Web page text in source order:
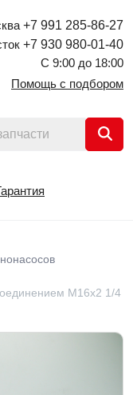
+7 991 285-86-27
+7 930 980-01-40
С 9:00 до 18:00
Помощь с подбором
M16x2 1/4